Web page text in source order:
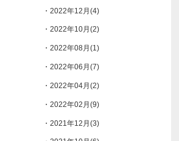
・2022年12月(4)
・2022年10月(2)
・2022年08月(1)
・2022年06月(7)
・2022年04月(2)
・2022年02月(9)
・2021年12月(3)